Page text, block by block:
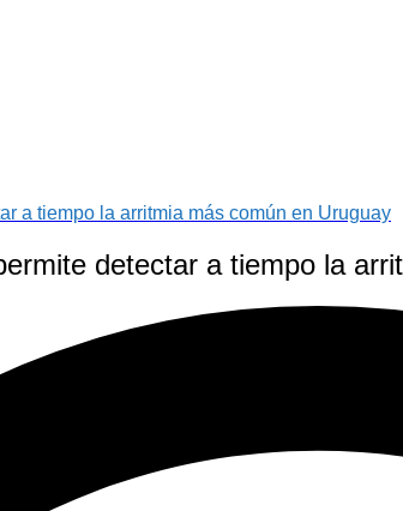
a tiempo la arritmia más común en Uruguay
detectar a tiempo la